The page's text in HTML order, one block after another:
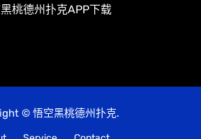
桃德州扑克APP下载
© 悟空黑桃德州扑克.